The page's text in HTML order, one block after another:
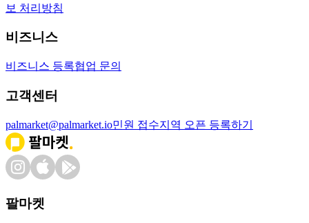
보 처리방침
비즈니스
비즈니스 등록협업 문의
고객센터
palmarket@palmarket.io민원 접수지역 오픈 등록하기
팔마켓